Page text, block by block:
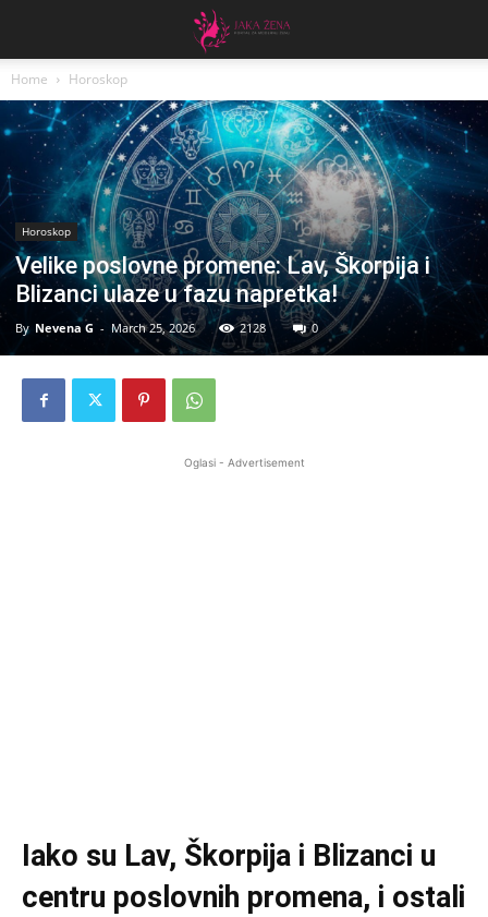
Home Horoskop
Horoskop
Velike poslovne promene: Lav, Škorpija i
Blizanci ulaze u fazu napretka!
By Nevena G - March 25, 2026 2128 0
Oglasi - Advertisement
Iako su Lav, Škorpija i Blizanci u
centru poslovnih promena, i ostali